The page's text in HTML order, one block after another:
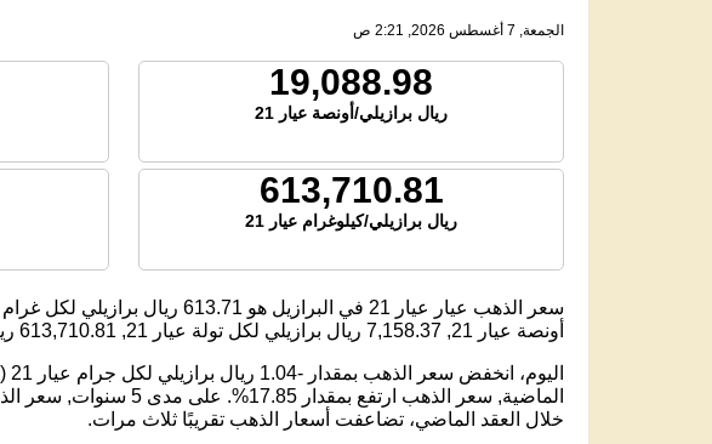
الجمعة, 7 أغسطس 2026, 2:21 ص
19,088.98
ريال برازيلي/أونصة عيار 21
613,710.81
ريال برازيلي/كيلوغرام عيار 21
سعر الذهب عيار عيار 21 في البرازيل هو 613.71 ريال برازيلي لكل غرام
أونصة عيار 21,
7,158.37 ريال برازيلي لكل تولة عيار 21, 613,710.81
خلال العقد الماضي، تضاعفت أسعار الذهب تقريبًا ثلاث مرات.